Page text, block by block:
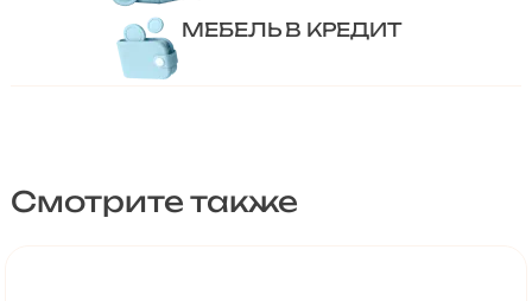
МЕБЕЛЬ В КРЕДИТ
Смотрите также